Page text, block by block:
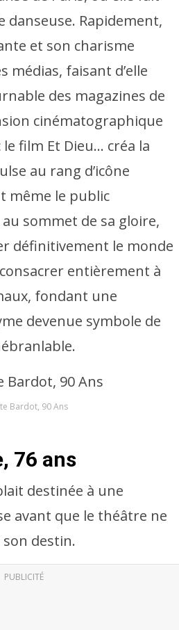
danseuse. Rapidement,
et son charisme
médias, faisant d’elle
des magazines de
cinématographique
film Et Dieu… créa la
au rang d’icône
même le public
sommet de sa gloire,
définitivement le monde
entièrement à
fondant une
devenue symbole de
Bardot, 90 Ans
76 ans
destinée à une
avant que le théâtre ne
destin.
PUBLICITÉ